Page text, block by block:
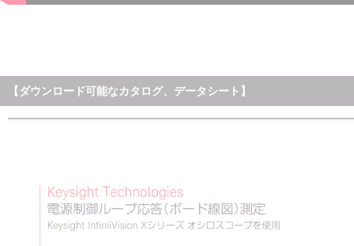
【ダウンロード可能なカタログ、データシート】